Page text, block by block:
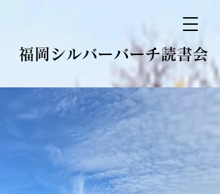
​福岡シルバーバーチ読書会